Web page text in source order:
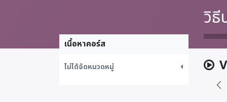
เนื้อหาคอร์ส
ไม่ได้จัดหมวดหมู่